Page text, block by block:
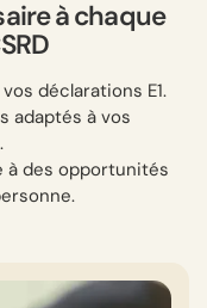
à chaque
déclarations E1.
adaptés à vos
à des opportunités